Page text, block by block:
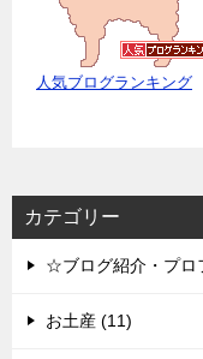
人気ブログランキング
カテゴリー
☆ブログ紹介・プロ
お土産 (11)